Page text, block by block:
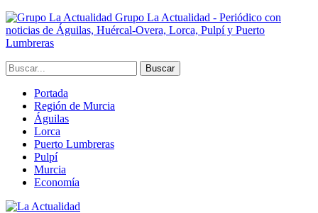
Grupo La Actualidad - Periódico con
noticias de Águilas, Huércal-Overa, Lorca, Pulpí y Puerto
Lumbreras
Portada
Región de Murcia
Águilas
Lorca
Puerto Lumbreras
Pulpí
Murcia
Economía